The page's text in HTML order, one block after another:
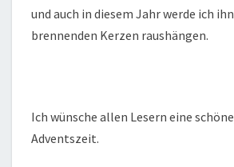
und auch in diesem Jahr werde ich
brennenden Kerzen raushängen.
Ich wünsche allen Lesern eine
Adventszeit.